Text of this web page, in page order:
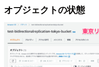
オブジェクトの状態